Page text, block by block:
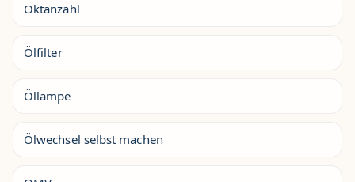
Oktanzahl
Ölfilter
Öllampe
Ölwechsel selbst machen